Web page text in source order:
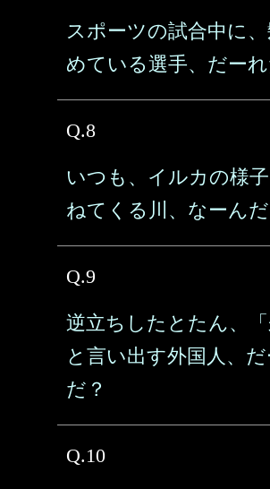
スポーツの試合中に
めている選手、だーれ
Q.8
いつも、イルカの様
ねてくる川、なーんだ
Q.9
逆立ちしたとたん、「
と言い出す外国人、
だ？
Q.10